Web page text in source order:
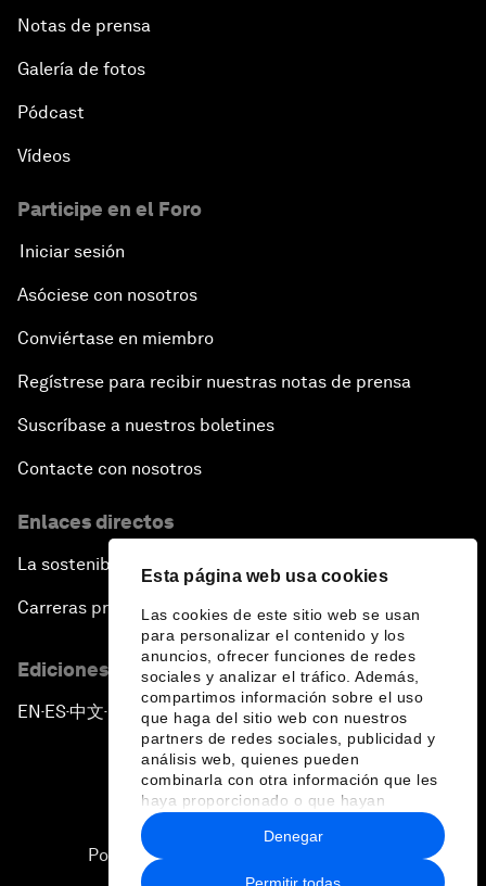
Esta página web usa cookies
Las cookies de este sitio web se usan
para personalizar el contenido y los
anuncios, ofrecer funciones de redes
sociales y analizar el tráfico. Además,
compartimos información sobre el uso
que haga del sitio web con nuestros
partners de redes sociales, publicidad y
análisis web, quienes pueden
combinarla con otra información que les
haya proporcionado o que hayan
recopilado a partir del uso que haya
hecho de sus servicios.
Permitir todas
Denegar
Notas de prensa
Galería de fotos
Pódcast
Vídeos
Participe en el Foro
Iniciar sesión
Asóciese con nosotros
Conviértase en miembro
Regístrese para recibir nuestras notas de prensa
Suscríbase a nuestros boletines
Contacte con nosotros
Enlaces directos
La sostenibilidad en el Foro
Carreras profesionales
Ediciones en otros idiomas
EN ▪ES▪中文▪ 日本語
Política de privacidad y normas de uso